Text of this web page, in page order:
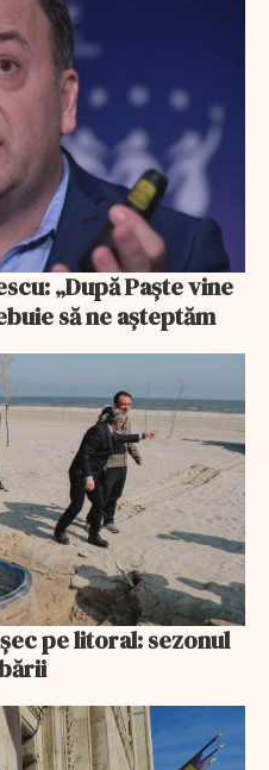
să ne așteptăm
pe litoral: sezonul